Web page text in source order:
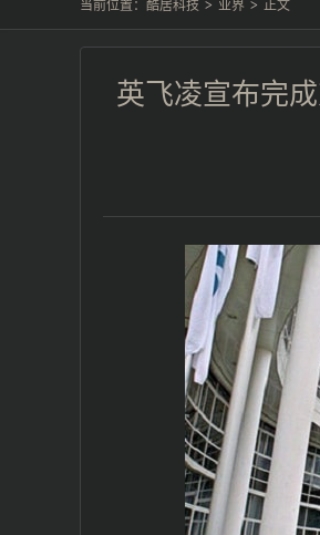
当前位置： 酷居科技 > 业界 > 正文
英飞凌宣布完